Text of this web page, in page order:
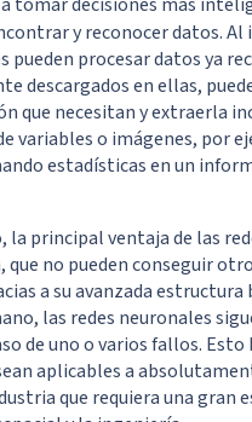
y reconocer datos. Al
pueden procesar datos ya
descargados en ellas,
que necesitan y extraerla
variables o imágenes, por
estadísticas en un
la principal ventaja de las
que no pueden conseguir
a su avanzada estructura
las redes neuronales
de uno o varios fallos. Esto
aplicables a
que requiera una gran